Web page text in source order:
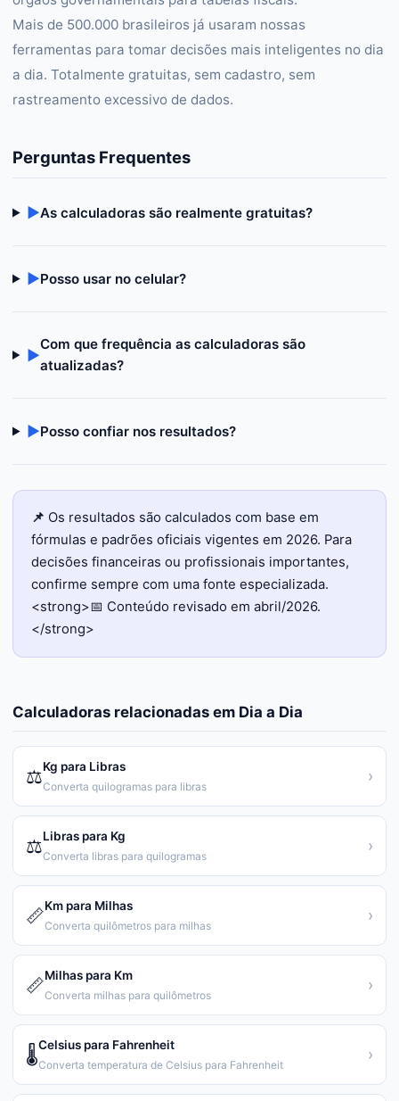
Mais de 500.000 brasileiros já usaram nossas
ferramentas para tomar decisões mais inteligentes no dia
a dia. Totalmente gratuitas, sem cadastro, sem
rastreamento excessivo de dados.
Perguntas Frequentes
▶As calculadoras são realmente gratuitas?
▶Posso usar no celular?
▶
Com que frequência as calculadoras são
atualizadas?
▶Posso confiar nos resultados?
📌 Os resultados são calculados com base em
fórmulas e padrões oficiais vigentes em 2026. Para
decisões financeiras ou profissionais importantes,
confirme sempre com uma fonte especializada.
<strong>📅 Conteúdo revisado em abril/2026.
</strong>
Calculadoras relacionadas em Dia a Dia
⚖️Kg para Libras
Converta quilogramas para libras
›
⚖️Libras para Kg
Converta libras para quilogramas
›
📏Km para Milhas
Converta quilômetros para milhas
›
📏Milhas para Km
Converta milhas para quilômetros
›
🌡️Celsius para Fahrenheit
Converta temperatura de Celsius para Fahrenheit
›